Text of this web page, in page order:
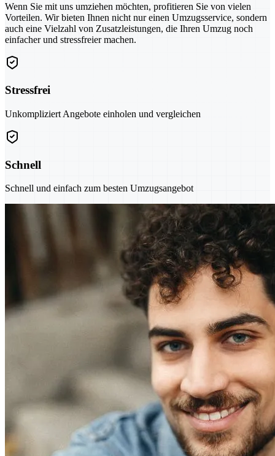
Wenn Sie mit uns umziehen möchten, profitieren Sie von vielen
Vorteilen. Wir bieten Ihnen nicht nur einen Umzugsservice, sondern
auch eine Vielzahl von Zusatzleistungen, die Ihren Umzug noch
einfacher und stressfreier machen.
Stressfrei
Unkompliziert Angebote einholen und vergleichen
Schnell
Schnell und einfach zum besten Umzugsangebot